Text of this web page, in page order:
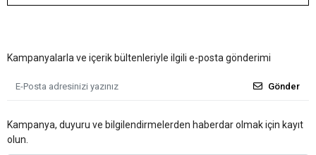
Kampanyalarla ve içerik bültenleriyle ilgili e-posta gönderimi
Gönder
Kampanya, duyuru ve bilgilendirmelerden haberdar olmak için kayıt
olun.